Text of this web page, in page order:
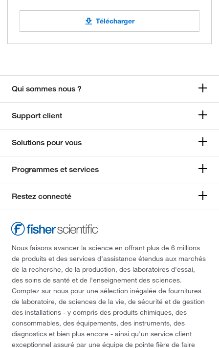
Télécharger
Qui sommes nous ?
Support client
Solutions pour vous
Programmes et services
Restez connecté
Nous faisons avancer la science en offrant plus de 6 millions
de produits et des services d'assistance étendus aux marchés
de la recherche, de la production, des laboratoires d'essai,
des soins de santé et de l'enseignement des sciences.
Comptez sur nous pour une sélection inégalée de fournitures
de laboratoire, de sciences de la vie, de sécurité et de gestion
des installations - y compris des produits chimiques, des
consommables, des équipements, des instruments, des
diagnostics et bien plus encore - ainsi qu'un service client
exceptionnel assuré par une équipe de pointe fière de faire